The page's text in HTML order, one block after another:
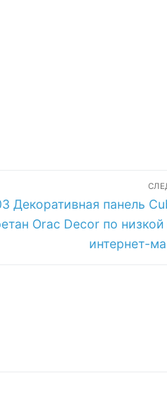
Декоративная панель
Orac Decor по низкой
интернет-